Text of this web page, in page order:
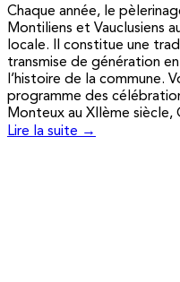
Chaque année, le
Montiliens et Vauclusiens
locale. Il constitue une
transmise de génération
l’histoire de la commune.
programme des
Monteux au XIIème siècle,
Lire la suite →